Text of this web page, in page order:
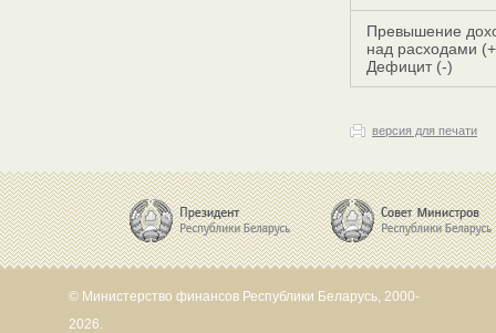
Превышение
над расходами
Дефицит (-)
версия для печати
© Министерство финансов Республики Беларусь, 2000-
2026.